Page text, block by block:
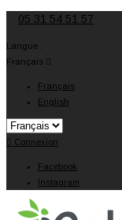
05 31 54 51 57
Langue :
Français 
Français
English
 Connexion
Facebook
Instagram